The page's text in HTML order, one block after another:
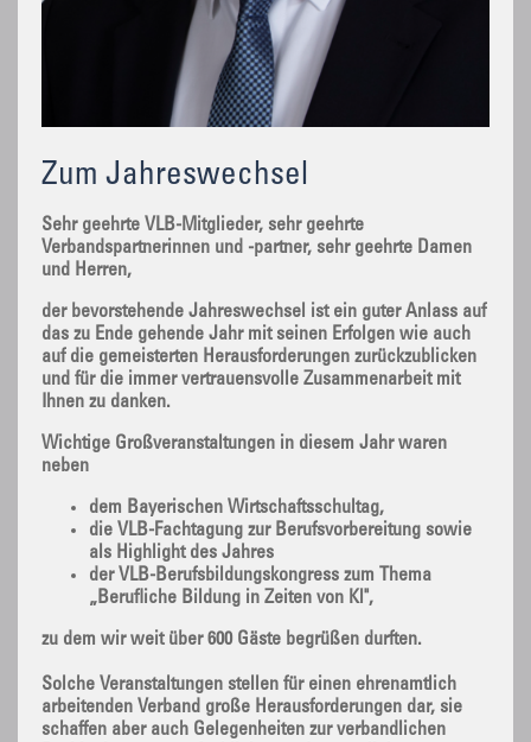
Zum Jahreswechsel
Sehr geehrte VLB-Mitglieder, sehr geehrte
Verbandspartnerinnen und -partner, sehr geehrte Damen
und Herren,
der bevorstehende Jahreswechsel ist ein guter Anlass auf
das zu Ende gehende Jahr mit seinen Erfolgen wie auch
auf die gemeisterten Herausforderungen zurückzublicken
und für die immer vertrauensvolle Zusammenarbeit mit
Ihnen zu danken.
Wichtige Großveranstaltungen in diesem Jahr waren
neben
dem Bayerischen Wirtschaftsschultag,
die VLB-Fachtagung zur Berufsvorbereitung sowie
als Highlight des Jahres
der VLB-Berufsbildungskongress zum Thema
„Berufliche Bildung in Zeiten von Kl",
zu dem wir weit über 600 Gäste begrüßen durften.
Solche Veranstaltungen stellen für einen ehrenamtlich
arbeitenden Verband große Herausforderungen dar, sie
schaffen aber auch Gelegenheiten zur verbandlichen